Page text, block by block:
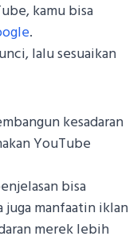
kamu bisa
.
lalu sesuaikan
kesadaran
YouTube
bisa
manfaatin iklan
merek lebih